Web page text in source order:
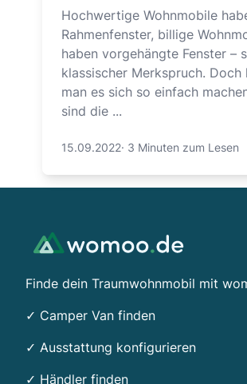
Hochwertige Wohnmobile
Rahmenfenster, billige
haben vorgehängte Fenster –
klassischer Merkspruch. Doch
man es sich so einfach
sind die ...
15.09.2022· 3 Minuten zum Lesen
Finde dein Traumwohnmobil mit
✓ Camper Van finden
✓ Ausstattung konfigurieren
✓ Händler finden